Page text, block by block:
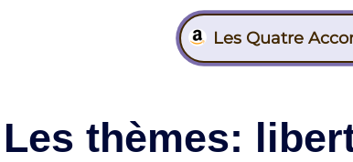
Les Quatre
Les thèmes: